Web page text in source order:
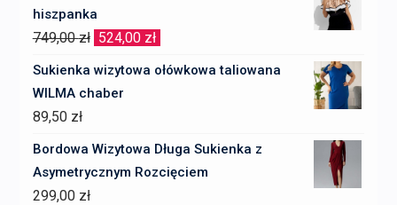
hiszpanka
749,00zł Pierwotna
cena
wynosiła:
524,00 zł
cena
Sukienka wizytowa ołówkowa taliowana
WILMA chaber
89,50 zł
Bordowa Wizytowa Długa Sukienka z
Asymetrycznym Rozcięciem
299,00 zł